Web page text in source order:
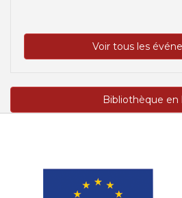
Voir tous les
Bibliothèque en